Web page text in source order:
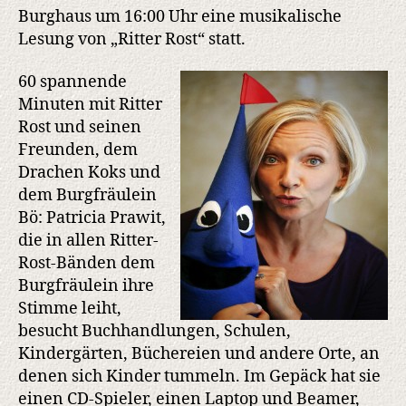
Burghaus um 16:00 Uhr eine musikalische
Lesung von „Ritter Rost“ statt.
60 spannende
Minuten mit Ritter
Rost und seinen
Freunden, dem
Drachen Koks und
dem Burgfräulein
Bö: Patricia Prawit,
die in allen Ritter-
Rost-Bänden dem
Burgfräulein ihre
Stimme leiht,
besucht Buchhandlungen, Schulen,
Kindergärten, Büchereien und andere Orte, an
denen sich Kinder tummeln. Im Gepäck hat sie
einen CD-Spieler, einen Laptop und Beamer,